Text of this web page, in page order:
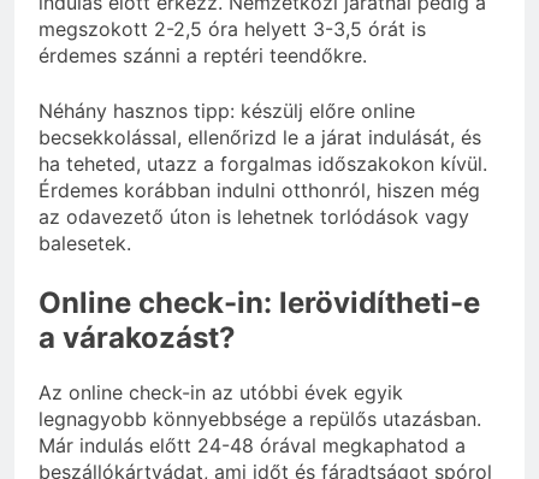
megszokott 2-2,5 óra helyett 3-3,5 órát is
érdemes szánni a reptéri teendőkre.
Néhány hasznos tipp: készülj előre online
becsekkolással, ellenőrizd le a járat indulását, és
ha teheted, utazz a forgalmas időszakokon kívül.
Érdemes korábban indulni otthonról, hiszen még
az odavezető úton is lehetnek torlódások vagy
balesetek.
Online check-in: lerövidítheti-e
a várakozást?
Az online check-in az utóbbi évek egyik
legnagyobb könnyebbsége a repülős utazásban.
Már indulás előtt 24-48 órával megkaphatod a
beszállókártyádat, ami időt és fáradtságot spórol